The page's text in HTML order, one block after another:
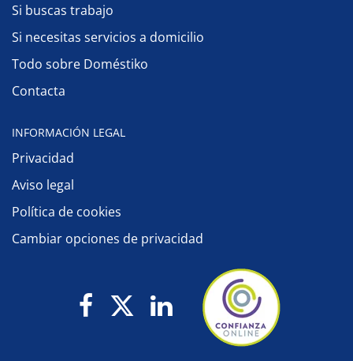
Si buscas trabajo
Si necesitas servicios a domicilio
Todo sobre Doméstiko
Contacta
INFORMACIÓN LEGAL
Privacidad
Aviso legal
Política de cookies
Cambiar opciones de privacidad